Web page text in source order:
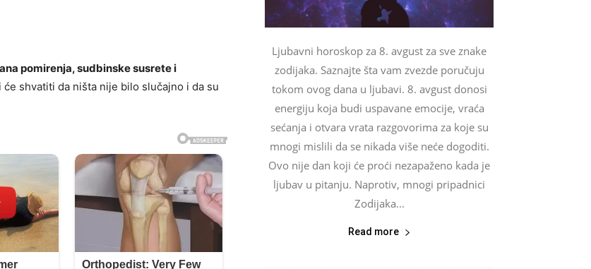
pomirenja, sudbinske susrete i
će shvatiti da ništa nije bilo slučajno i da su
Ljubavni horoskop za 8. avgust za sve znake
zodijaka. Saznajte šta vam zvezde poručuju
tokom ovog dana u ljubavi. 8. avgust donosi
energiju koja budi uspavane emocije, vraća
sećanja i otvara vrata razgovorima za koje su
mnogi mislili da se nikada više neće dogoditi.
Ovo nije dan koji će proći nezapaženo kada je
ljubav u pitanju. Naprotiv, mnogi pripadnici
Zodijaka...
Read more